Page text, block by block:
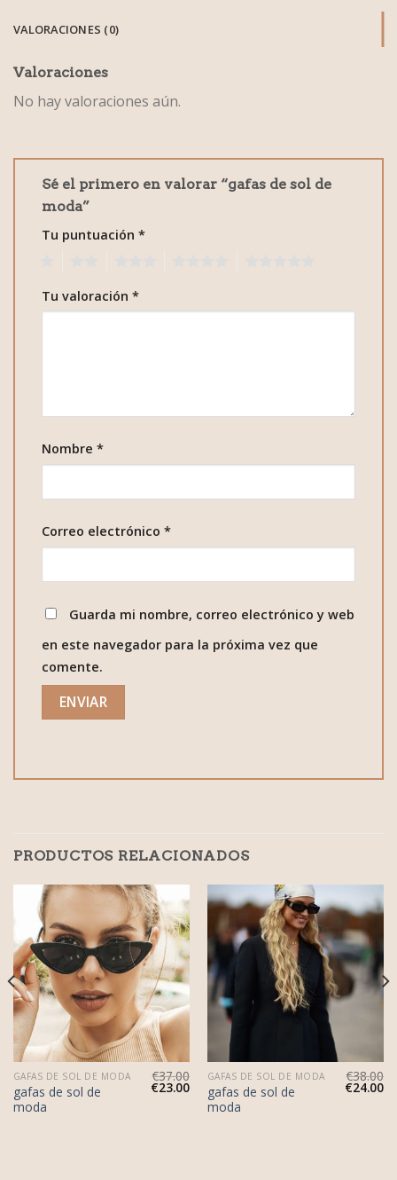
VALORACIONES (0)
Valoraciones
No hay valoraciones aún.
Sé el primero en valorar “gafas de sol de
moda”
Tu puntuación *
Tu valoración *
Nombre *
Correo electrónico *
Guarda mi nombre, correo electrónico y web
en este navegador para la próxima vez que
comente.
PRODUCTOS RELACIONADOS
GAFAS DE SOL DE MODA
gafas de sol de
moda
€37.00
€23.00
GAFAS DE SOL DE MODA
gafas de sol de
moda
€38.00
€24.00